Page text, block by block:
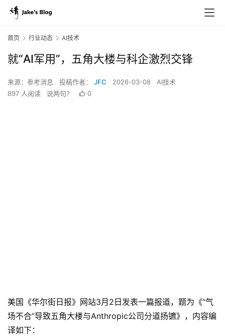
首页 行业动态 AI技术
就“AI军用”，五角大楼与科企激烈交锋
来源：参考消息 投稿作者： JFC 2026-03-08
AI技术
897 人阅读
说两句？ 0
美国《华尔街日报》网站3月2日发表一篇报道，题为《“气
场不合”导致五角大楼与Anthropic公司分道扬镳》，内容编
译如下：